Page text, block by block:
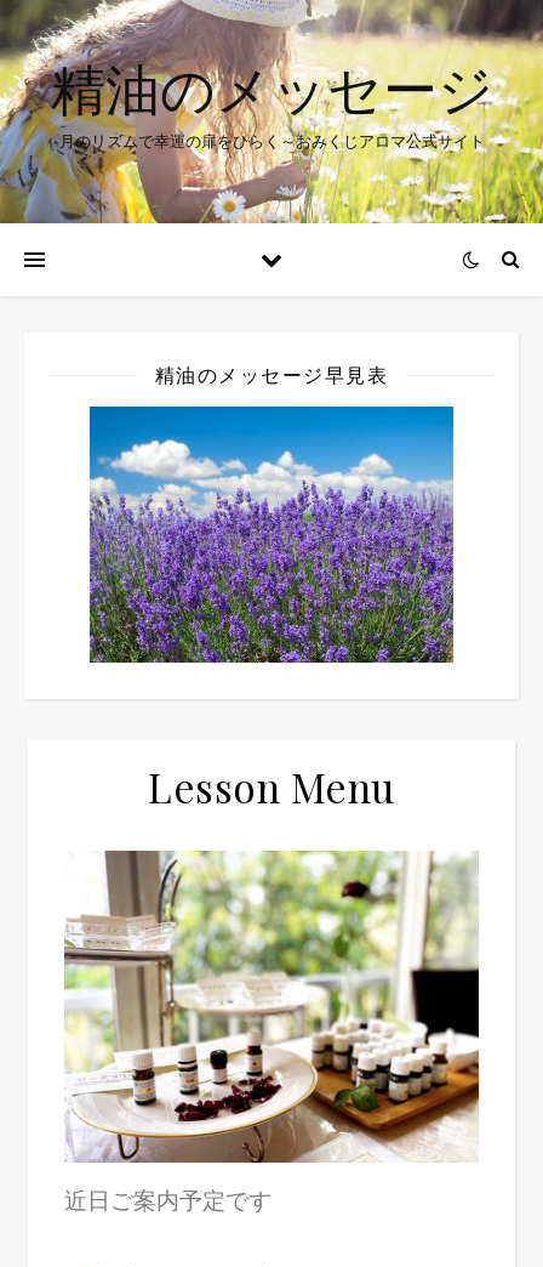
精油のメッセージ
月のリズムで幸運の扉をひらく～おみくじアロマ公式サイト
精油のメッセージ早見表
Lesson Menu
近日ご案内予定です